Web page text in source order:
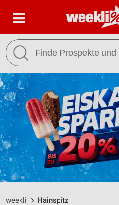
weekli Hainspitz